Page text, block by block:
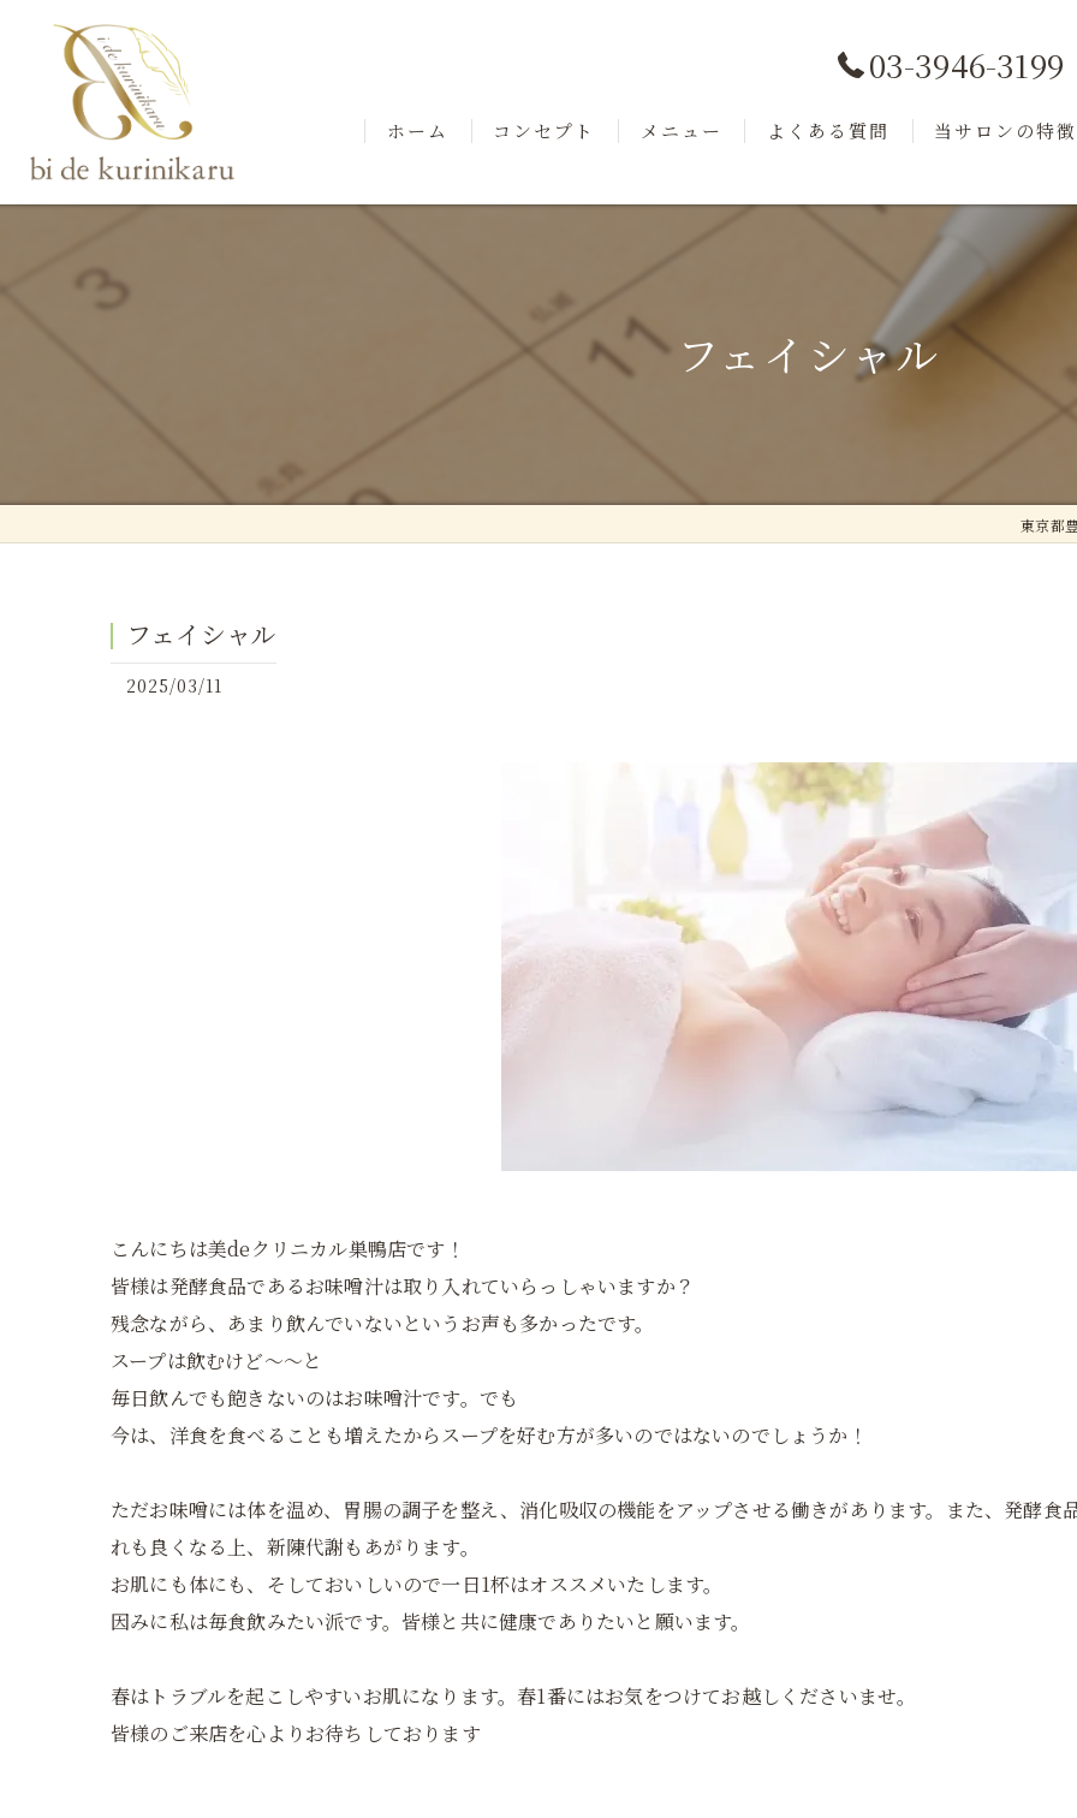
03-3946-3199
ホーム コンセプト メニュー よくある質問 当サロンの特徴
フェイシャル
毛穴洗浄
フェイシャル
東京都
フェイシャル
2025/03/11
こんにちは美deクリニカル巣鴨店です！
皆様は発酵食品であるお味噌汁は取り入れていらっしゃいますか？
残念ながら、あまり飲んでいないというお声も多かったです。
スープは飲むけど～～と
毎日飲んでも飽きないのはお味噌汁です。でも
今は、洋食を食べることも増えたからスープを好む方が多いのではないのでしょうか！
ただお味噌には体を温め、胃腸の調子を整え、消化吸収の機能をアップさせる働きがあります。また、発酵
れも良くなる上、新陳代謝もあがります。
お肌にも体にも、そしておいしいので一日1杯はオススメいたします。
因みに私は毎食飲みたい派です。皆様と共に健康でありたいと願います。
春はトラブルを起こしやすいお肌になります。春1番にはお気をつけてお越しくださいませ。
皆様のご来店を心よりお待ちしております